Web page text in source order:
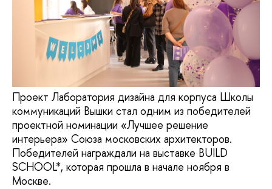
Проект Лаборатория дизайна для корпуса Школы
коммуникаций Вышки стал одним из победителей
проектной номинации «Лучшее решение
интерьера» Союза московских архитекторов.
Победителей награждали на выставке BUILD
SCHOOL*, которая прошла в начале ноября в
Москве.